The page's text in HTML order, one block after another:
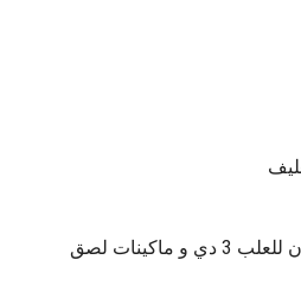
ماكينات التغليف بالسلوفان للعلب 3 دي و ماكينات لصق